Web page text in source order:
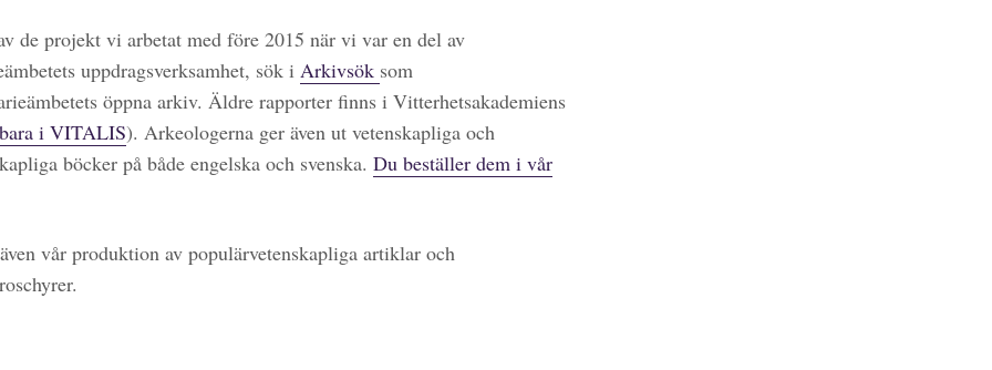
de projekt vi arbetat med före 2015 när vi var en del av
uppdragsverksamhet, sök i Arkivsök som
öppna arkiv. Äldre rapporter finns i Vitterhetsakademiens
i VITALIS). Arkeologerna ger även ut vetenskapliga och
böcker på både engelska och svenska. Du beställer dem i vår
vår produktion av populärvetenskapliga artiklar och